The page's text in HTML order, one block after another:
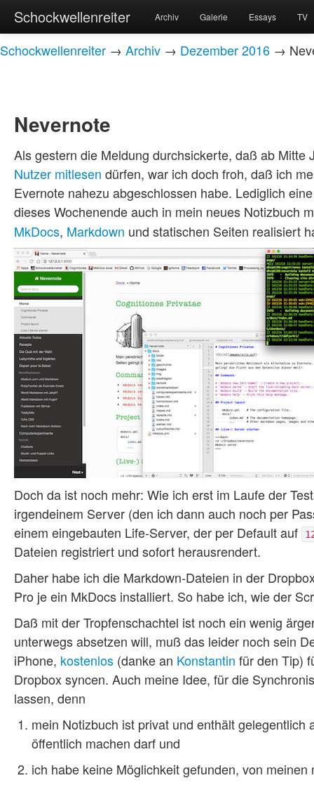
Schockwellenreiter Archiv Galerie Essays TV
Schockwellenreiter → Archiv → Dezember 2016 →
Nevernote
Als gestern die Meldung durchsickerte, daß ab Mitte
Nutzer mitlesen dürfen, war ich doch froh, daß ich
Evernote nahezu abgeschlossen habe. Lediglich
dieses Wochenende auch in mein neues Notizbuch
MkDocs, Markdown und statischen Seiten realisiert
Doch da ist noch mehr: Wie ich erst im Laufe der
irgendeinem Server (den ich dann auch noch per
einem eingebauten Life-Server, der per Default auf
Dateien registriert und sofort herausrendert.
Daher habe ich die Markdown-Dateien in der
Pro je ein MkDocs installiert. So habe ich, wie der
Daß mit der Tropfenschachtel ist noch ein wenig
unterwegs absetzen will, muß das leider noch sein
iPhone, kostenlos (danke an Konstantin für den Tip)
Dropbox syncen. Auch meine Idee, für die
lassen, denn
mein Notizbuch ist privat und enthält
öffentlich machen darf und
ich habe keine Möglichkeit gefunden, von